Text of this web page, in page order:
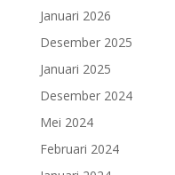
Januari 2026
Desember 2025
Januari 2025
Desember 2024
Mei 2024
Februari 2024